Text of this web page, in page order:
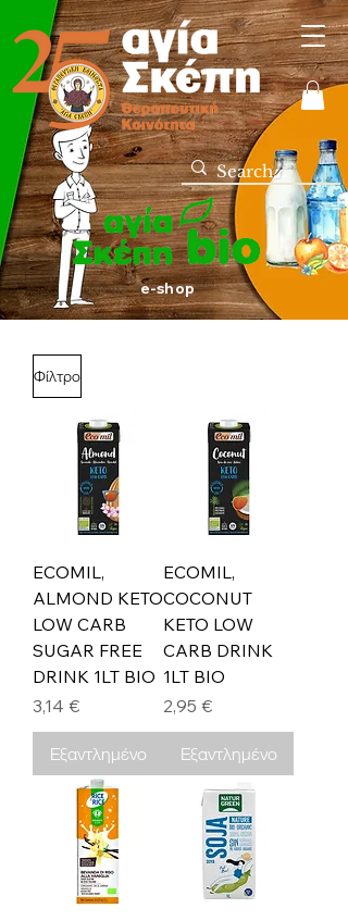
e-shop
Φίλτρο
ECOMIL,
ALMOND KETO
LOW CARB
SUGAR FREE
DRINK 1LT BIO
Τιμή
3,14 €
Εξαντλημένο
ECOMIL,
COCONUT
KETO LOW
CARB DRINK
1LT BIO
Τιμή
2,95 €
Εξαντλημένο